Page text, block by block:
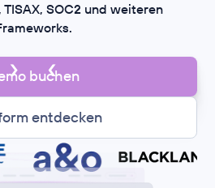
TISAX, SOC2 und weiteren
buchen
entdecken